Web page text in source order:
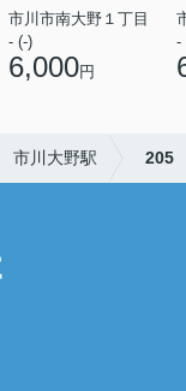
市川市南大野１丁目
- (-)
6,000円
-
市川大野駅 205